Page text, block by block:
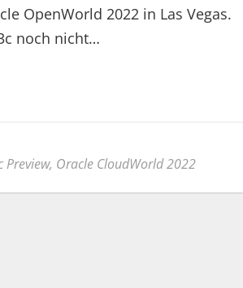
OpenWorld 2022 in Las Vegas.
noch nicht…
Preview, Oracle CloudWorld 2022